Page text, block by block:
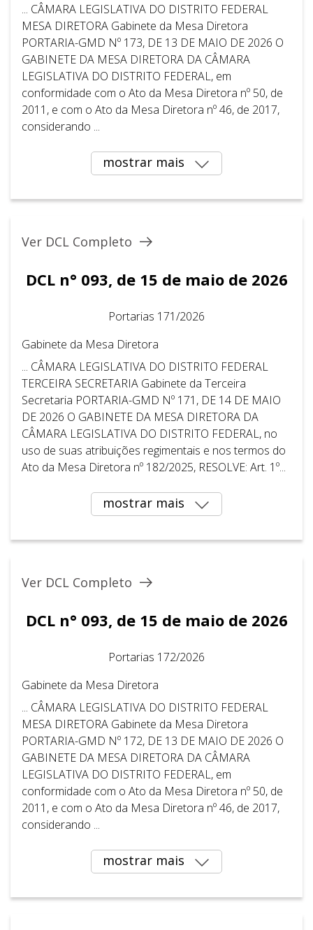
... CÂMARA LEGISLATIVA DO DISTRITO FEDERAL ​ ​
MESA DIRETORA Gabinete da Mesa Diretora
PORTARIA-GMD Nº 173, DE 13 DE MAIO DE 2026 O
GABINETE DA MESA DIRETORA DA CÂMARA
LEGISLATIVA DO DISTRITO FEDERAL, em
conformidade com o Ato da Mesa Diretora nº 50, de
2011, e com o Ato da Mesa Diretora nº 46, de 2017,
considerando ...
mostrar mais
Ver DCL Completo
DCL n° 093, de 15 de maio de 2026
Portarias 171/2026
Gabinete da Mesa Diretora
... CÂMARA LEGISLATIVA DO DISTRITO FEDERAL ​ ​
TERCEIRA SECRETARIA Gabinete da Terceira
Secretaria PORTARIA-GMD Nº 171, DE 14 DE MAIO
DE 2026 O GABINETE DA MESA DIRETORA DA
CÂMARA LEGISLATIVA DO DISTRITO FEDERAL, no
uso de suas atribuições regimentais e nos termos do
Ato da Mesa Diretora nº 182/2025, RESOLVE: Art. 1º...
mostrar mais
Ver DCL Completo
DCL n° 093, de 15 de maio de 2026
Portarias 172/2026
Gabinete da Mesa Diretora
... CÂMARA LEGISLATIVA DO DISTRITO FEDERAL ​ ​
MESA DIRETORA Gabinete da Mesa Diretora
PORTARIA-GMD Nº 172, DE 13 DE MAIO DE 2026 O
GABINETE DA MESA DIRETORA DA CÂMARA
LEGISLATIVA DO DISTRITO FEDERAL, em
conformidade com o Ato da Mesa Diretora nº 50, de
2011, e com o Ato da Mesa Diretora nº 46, de 2017,
considerando ...
mostrar mais